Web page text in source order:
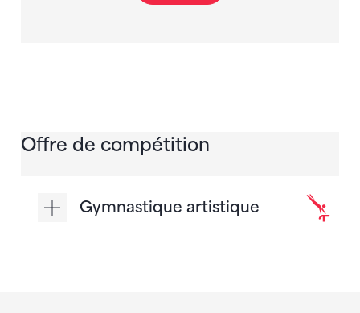
Offre de compétition
Gymnastique artistique